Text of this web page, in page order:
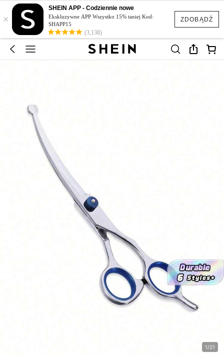
ZDOBĄDŹ
×
SHEIN APP - Codziennie nowe
Ekskluzywne APP Wszystko 15% taniej Kod:
SHAPP15
(3,138)
1/21